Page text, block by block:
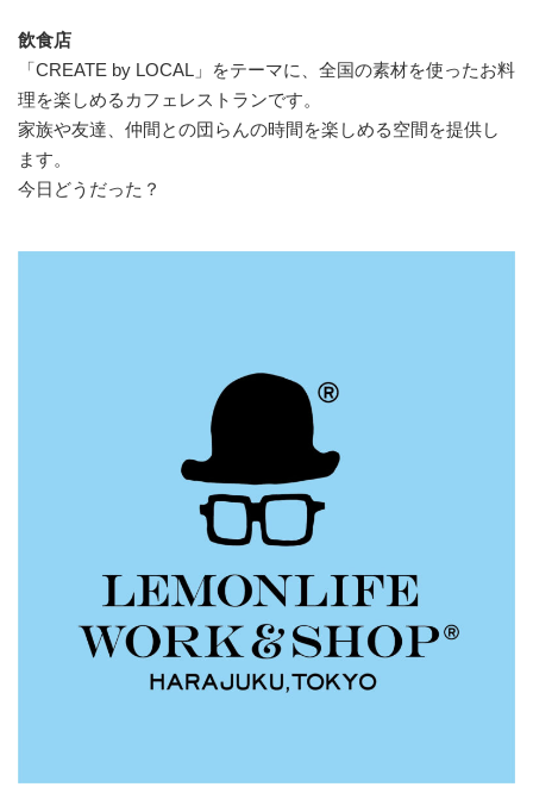
飲食店
「CREATE by LOCAL」をテーマに、全国の素材を使ったお料
理を楽しめるカフェレストランです。
家族や友達、仲間との団らんの時間を楽しめる空間を提供し
ます。
今日どうだった？